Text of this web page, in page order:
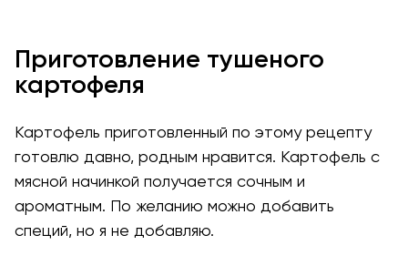
Приготовление тушеного
картофеля
Картофель приготовленный по этому рецепту
готовлю давно, родным нравится. Картофель с
мясной начинкой получается сочным и
ароматным. По желанию можно добавить
специй, но я не добавляю.